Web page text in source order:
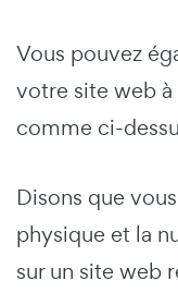
Vous pouvez
votre site web
comme ci-
Disons que
physique et la
sur un site web